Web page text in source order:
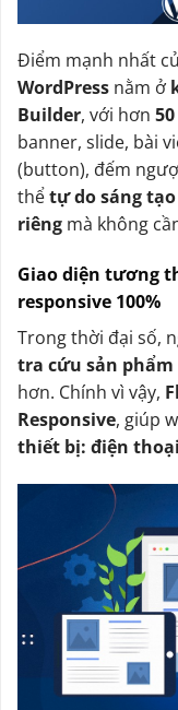
Điểm mạnh nhất
WordPress nằm ở
Builder, với hơn
banner, slide, bài
(button), đếm
thểtự do sáng
riêng mà không
Giao diện tương
responsive 100%
Trong thời đại số,
tra cứu sản
hơn. Chính vì vậy,
Responsive, giúp
thiết bị: điện